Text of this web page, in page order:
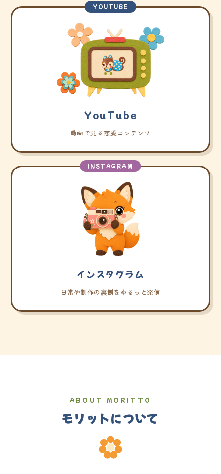
YOUTUBE
YouTube
動画で見る恋愛コンテンツ
INSTAGRAM
インスタグラム
日常や制作の裏側をゆるっと発信
ABOUT MORITTO
モリットについて